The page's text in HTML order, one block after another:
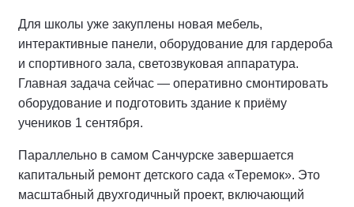
Для школы уже закуплены новая мебель,
интерактивные панели, оборудование для гардероба
и спортивного зала, светозвуковая аппаратура.
Главная задача сейчас — оперативно смонтировать
оборудование и подготовить здание к приёму
учеников 1 сентября.
Параллельно в самом Санчурске завершается
капитальный ремонт детского сада «Теремок». Это
масштабный двухгодичный проект, включающий